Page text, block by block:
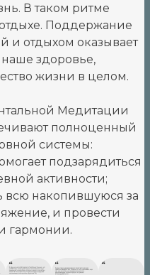
В таком ритме
Поддержание
и отдыхом оказывает
здоровье,
жизни в целом.
Медитации
полноценный
системы:
подзарядиться
активности;
всю накопившуюся за
и провести
гармонии.